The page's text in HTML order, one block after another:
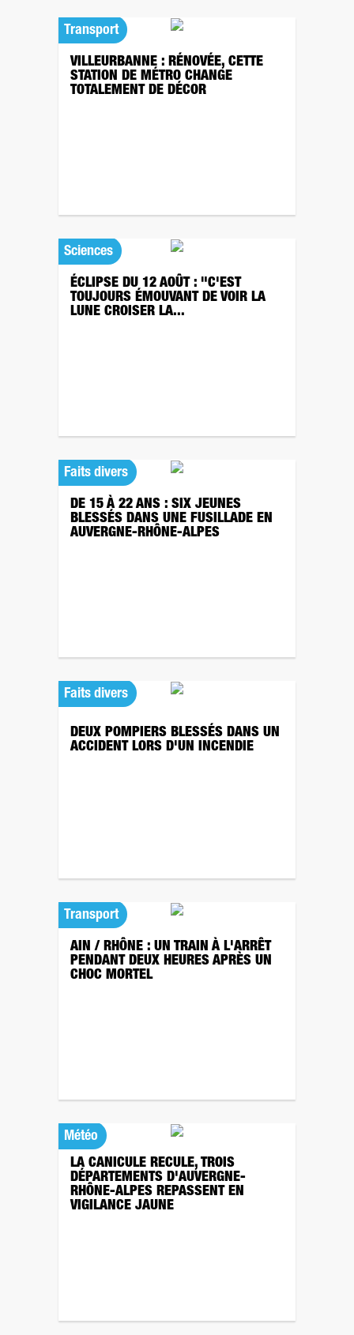
Transport
VILLEURBANNE : RÉNOVÉE, CETTE
STATION DE MÉTRO CHANGE
TOTALEMENT DE DÉCOR
Sciences
ÉCLIPSE DU 12 AOÛT : "C'EST
TOUJOURS ÉMOUVANT DE VOIR LA
LUNE CROISER LA...
Faits divers
DE 15 À 22 ANS : SIX JEUNES
BLESSÉS DANS UNE FUSILLADE EN
AUVERGNE-RHÔNE-ALPES
Faits divers
DEUX POMPIERS BLESSÉS DANS UN
ACCIDENT LORS D'UN INCENDIE
Transport
AIN / RHÔNE : UN TRAIN À L'ARRÊT
PENDANT DEUX HEURES APRÈS UN
CHOC MORTEL
Météo
LA CANICULE RECULE, TROIS
DÉPARTEMENTS D'AUVERGNE-
RHÔNE-ALPES REPASSENT EN
VIGILANCE JAUNE